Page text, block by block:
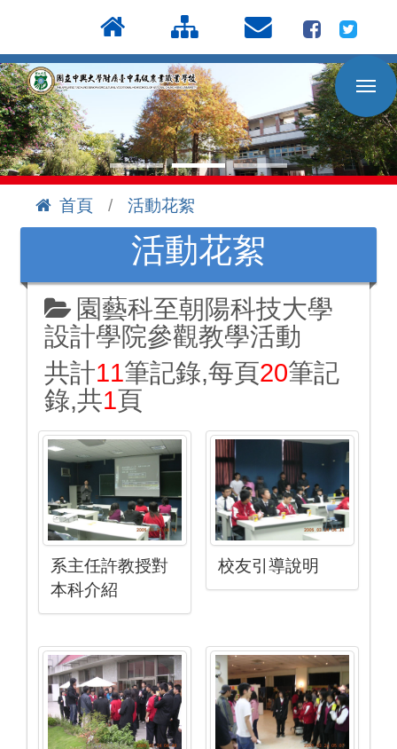
到
主
要
內
容
區
首頁
活動花絮
活動花絮
園藝科至朝陽科技大學
設計學院參觀教學活動
共計11筆記錄,每頁20筆記
錄,共1頁
系主任許教授對
本科介紹
校友引導說明